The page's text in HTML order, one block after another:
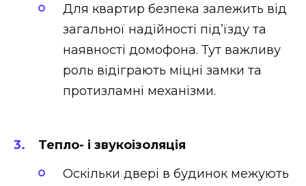
Для квартир безпека залежить від
загальної надійності під’їзду та
наявності домофона. Тут важливу
роль відіграють міцні замки та
протизламні механізми.
Тепло- і звукоізоляція
Оскільки двері в будинок межують